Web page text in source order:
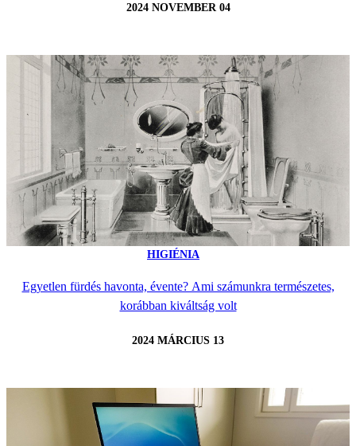
2024 NOVEMBER 04
HIGIÉNIA
Egyetlen fürdés havonta, évente? Ami számunkra természetes,
korábban kiváltság volt
2024 MÁRCIUS 13